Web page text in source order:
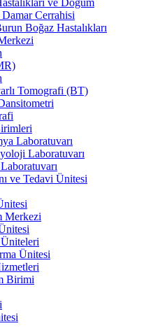
Cerrahisi
Boğaz Hastalıkları
Tomografi (BT)
Laboratuvarı
Laboratuvarı
ve Tedavi Ünitesi
Merkezi
Ünitesi
Birimi